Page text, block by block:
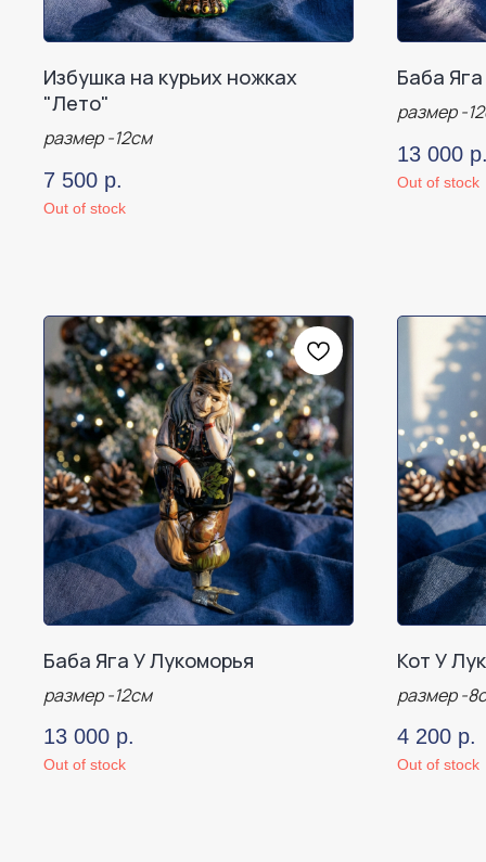
Избушка на курьих ножках
"Лето"
размер -12см
7 500 р.
Out of stock
Баба
размер -
13 000
Out of stock
Баба Яга У Лукоморья
размер -12см
13 000 р.
Out of stock
Кот У
размер -
4 200 р.
Out of stock